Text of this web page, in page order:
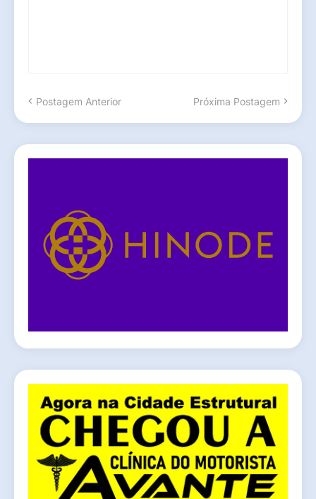
Postagem Anterior Próxima Postagem